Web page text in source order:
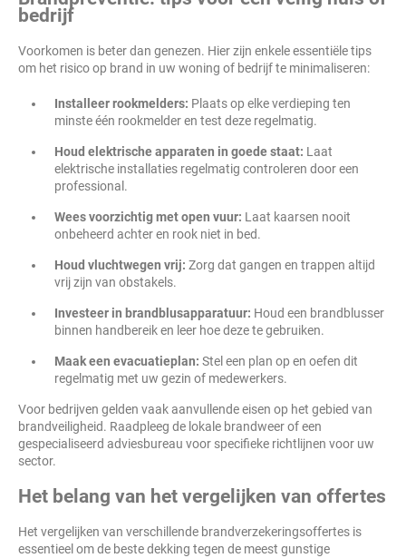
bedrijf
Voorkomen is beter dan genezen. Hier zijn enkele essentiële tips
om het risico op brand in uw woning of bedrijf te minimaliseren:
Installeer rookmelders: Plaats op elke verdieping ten
minste één rookmelder en test deze regelmatig.
Houd elektrische apparaten in goede staat: Laat
elektrische installaties regelmatig controleren door een
professional.
Wees voorzichtig met open vuur: Laat kaarsen nooit
onbeheerd achter en rook niet in bed.
Houd vluchtwegen vrij: Zorg dat gangen en trappen altijd
vrij zijn van obstakels.
Investeer in brandblusapparatuur: Houd een brandblusser
binnen handbereik en leer hoe deze te gebruiken.
Maak een evacuatieplan: Stel een plan op en oefen dit
regelmatig met uw gezin of medewerkers.
Voor bedrijven gelden vaak aanvullende eisen op het gebied van
brandveiligheid. Raadpleeg de lokale brandweer of een
gespecialiseerd adviesbureau voor specifieke richtlijnen voor uw
sector.
Het belang van het vergelijken van offertes
Het vergelijken van verschillende brandverzekeringsoffertes is
essentieel om de beste dekking tegen de meest gunstige